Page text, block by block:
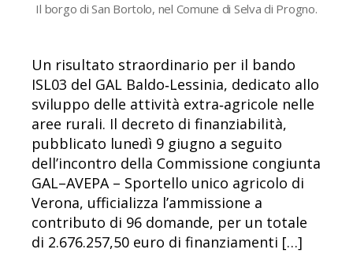
Il borgo di San Bortolo, nel Comune di Selva di Progno.
Un risultato straordinario per il bando
ISL03 del GAL Baldo‑Lessinia, dedicato allo
sviluppo delle attività extra‑agricole nelle
aree rurali. Il decreto di finanziabilità,
pubblicato lunedì 9 giugno a seguito
dell’incontro della Commissione congiunta
GAL–AVEPA – Sportello unico agricolo di
Verona, ufficializza l’ammissione a
contributo di 96 domande, per un totale
di 2.676.257,50 euro di finanziamenti […]